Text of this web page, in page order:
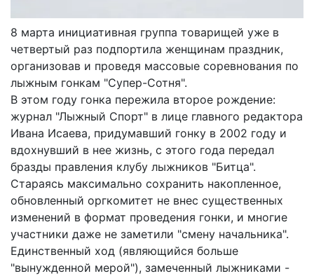
8 марта инициативная группа товарищей уже в
четвертый раз подпортила женщинам праздник,
организовав и проведя массовые соревнования по
лыжным гонкам "Супер-Сотня".
В этом году гонка пережила второе рождение:
журнал "Лыжный Спорт" в лице главного редактора
Ивана Исаева, придумавший гонку в 2002 году и
вдохнувший в нее жизнь, с этого года передал
бразды правления клубу лыжников "Битца".
Стараясь максимально сохранить накопленное,
обновленный оргкомитет не внес существенных
изменений в формат проведения гонки, и многие
участники даже не заметили "смену начальника".
Единственный ход (являющийся больше
"вынужденной мерой"), замеченный лыжниками -